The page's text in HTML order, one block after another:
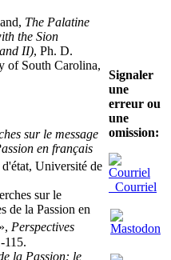
The Palatine
the Sion
II), Ph. D.
of South Carolina,
sur le message
en français
Université de
sur le
de la Passion en
Perspectives
115.
la Passion: le
Signaler
une
erreur ou
une
omission:
Courriel